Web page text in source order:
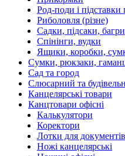
Род-поди і підставки
Риболовля (різне)
Садки, підсаки, багри
Спінінги, вудки
Ящики, коробки,
Сумки, рюкзаки,
Сад та город
Слюсарний та
Канцелярські товари
Канцтовари офісні
Калькулятори
Коректори
Лотки для документів
Ножі канцелярські